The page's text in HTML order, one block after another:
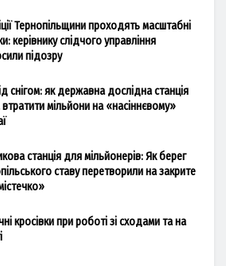
Тернопільщини проходять масштабні
керівнику слідчого управління
підозру
снігом: як державна дослідна станція
мільйони на «насіннєвому»
станція для мільйонерів: Як берег
ставу перетворили на закрите
кросівки при роботі зі сходами та на